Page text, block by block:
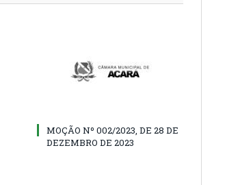
MOÇÃO Nº 002/2023, DE 28 DE
DEZEMBRO DE 2023